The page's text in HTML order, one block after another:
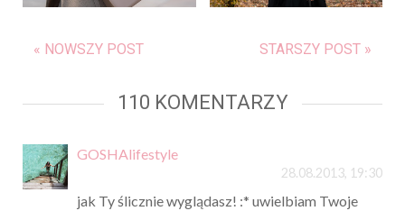
« NOWSZY POST STARSZY POST »
110 KOMENTARZY
GOSHAlifestyle
28.08.2013, 19:30
jak Ty ślicznie wyglądasz! :* uwielbiam Twoje